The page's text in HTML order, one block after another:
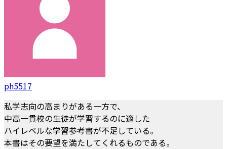
ph5517
私学志向の高まりがある一方で、
中高一貫校の生徒が学習するのに適した
ハイレベルな学習参考書が不足している。
本書はその要望を満たしてくれるものである。